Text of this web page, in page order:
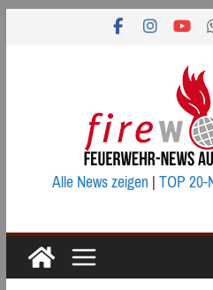
Alle News zeigen|TOP 20-